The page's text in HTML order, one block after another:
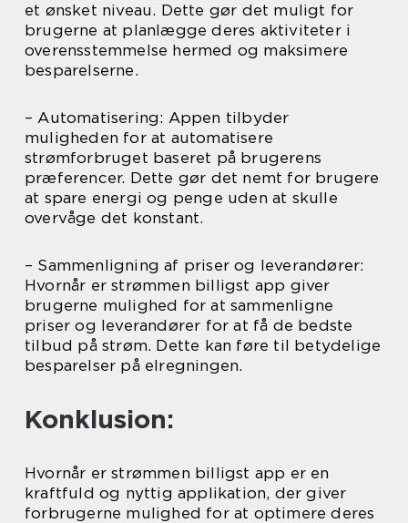
et ønsket niveau. Dette gør det muligt for
brugerne at planlægge deres aktiviteter i
overensstemmelse hermed og maksimere
besparelserne.
– Automatisering: Appen tilbyder
muligheden for at automatisere
strømforbruget baseret på brugerens
præferencer. Dette gør det nemt for brugere
at spare energi og penge uden at skulle
overvåge det konstant.
– Sammenligning af priser og leverandører:
Hvornår er strømmen billigst app giver
brugerne mulighed for at sammenligne
priser og leverandører for at få de bedste
tilbud på strøm. Dette kan føre til betydelige
besparelser på elregningen.
Konklusion:
Hvornår er strømmen billigst app er en
kraftfuld og nyttig applikation, der giver
forbrugerne mulighed for at optimere deres